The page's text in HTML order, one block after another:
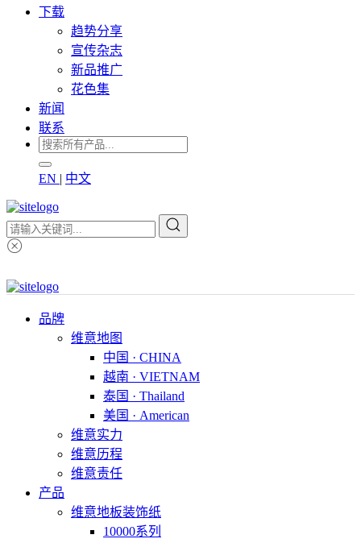
下载
趋势分享
宣传杂志
新品推广
花色集
新闻
联系
EN | 中文
品牌
维意地图
中国 · CHINA
越南 · VIETNAM
泰国 · Thailand
美国 · American
维意实力
维意历程
维意责任
产品
维意地板装饰纸
10000系列